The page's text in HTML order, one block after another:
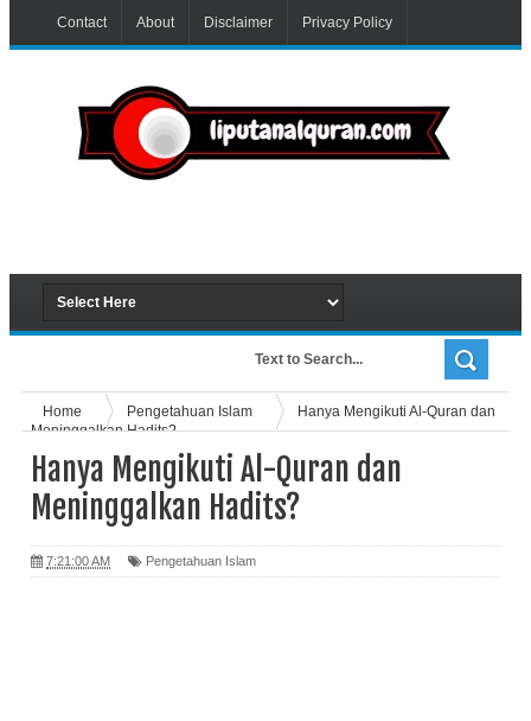
Contact About Disclaimer Privacy Policy
Home Pengetahuan Islam
Hanya Mengikuti Al-Quran dan
Meninggalkan Hadits?
Hanya Mengikuti Al-Quran dan
Meninggalkan Hadits?
7:21:00 AM Pengetahuan Islam